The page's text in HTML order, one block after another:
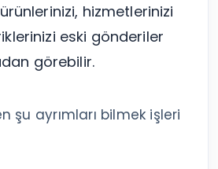
hizmetlerinizi
eski gönderiler
görebilir.
şu ayrımları bilmek işleri